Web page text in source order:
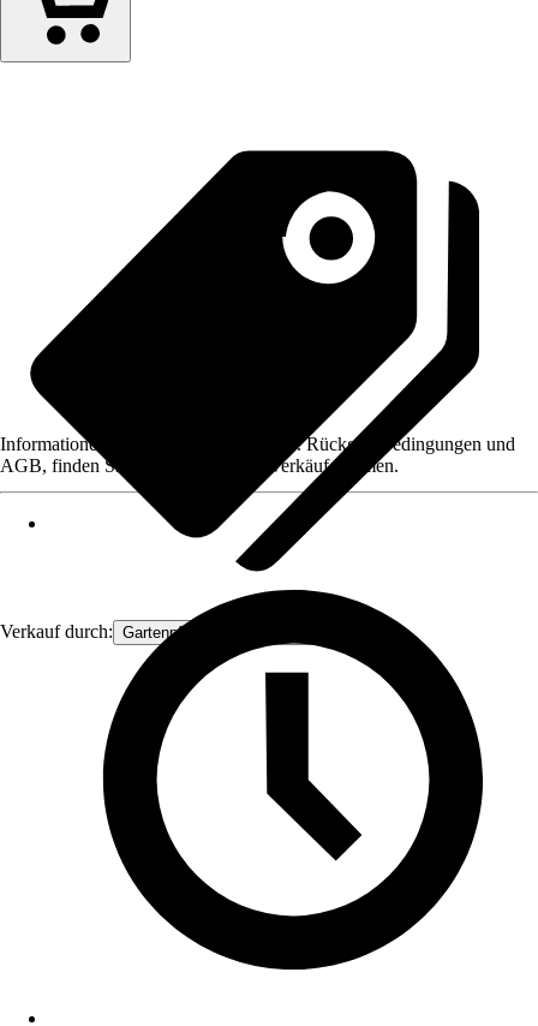
Verkauf durch: Gartenpflanzen Ammerland
Informationen des Verkäufers, wie z. B. Rückgabebedingungen und
AGB, finden Sie bei Klick auf den Verkäufernamen.